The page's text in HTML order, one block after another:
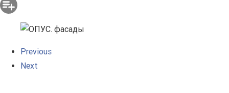
Previous
Next